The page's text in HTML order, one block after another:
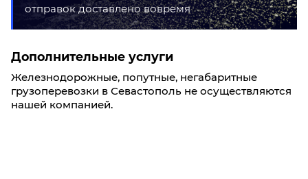
отправок доставлено вовремя
Дополнительные услуги
Железнодорожные, попутные, негабаритные
грузоперевозки в Севастополь не осуществляются
нашей компанией.